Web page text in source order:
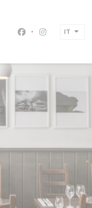
Facebook ((apre
Instagram
IT